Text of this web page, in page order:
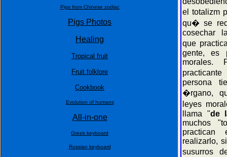
Pigs from Chinese zodiac
Pigs Photos
Healing
Tropical fruit
Fruit folklore
Cookbook
Evolution of humans
All-in-one
Greek keyboard
Russian keyboard
el totalizm
qu� se
cosechar
que
gente, es
morales.
persona
�rgano,
leyes
llama "de
muchos
practican
realizarlo,
susurros